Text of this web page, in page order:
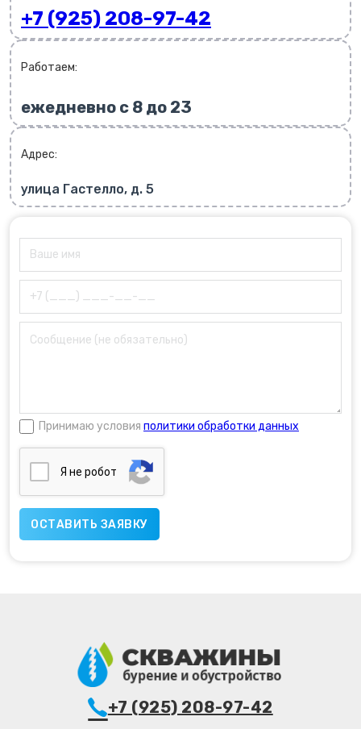
+7 (925) 208-97-42
Работаем:
ежедневно с 8 до 23
Адрес:
улица Гастелло, д. 5
Принимаю условия политики обработки данных
Я нe poбoт
+7 (925) 208-97-42